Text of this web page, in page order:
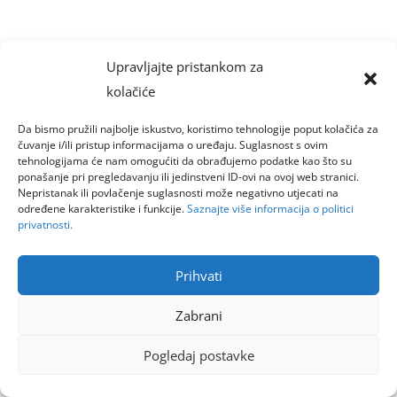
Upravljajte pristankom za
kolačiće
Da bismo pružili najbolje iskustvo, koristimo tehnologije poput kolačića za
čuvanje i/ili pristup informacijama o uređaju. Suglasnost s ovim
tehnologijama će nam omogućiti da obrađujemo podatke kao što su
ponašanje pri pregledavanju ili jedinstveni ID-ovi na ovoj web stranici.
Nepristanak ili povlačenje suglasnosti može negativno utjecati na
određene karakteristike i funkcije.Saznajte više informacija o politici
privatnosti.
Prihvati
Zabrani
Pogledaj postavke